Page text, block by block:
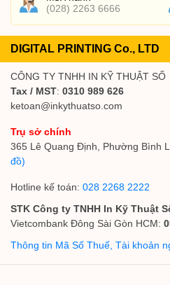
(028) 2263 6666
DIGITAL PRINTING Co., LTD
CÔNG TY TNHH IN KỸ THUẬT SỐ
Tax / MST: 0310 989 626
ketoan@inkythuatso.com
Trụ sở chính
365 Lê Quang Định, Phường Bình
đồ)
Hotline kế toán: 028 2268 2222
STK Công ty TNHH In Kỹ Thuật
Vietcombank Đông Sài Gòn HCM:
Thông tin Mã Số Thuế, Tài khoản